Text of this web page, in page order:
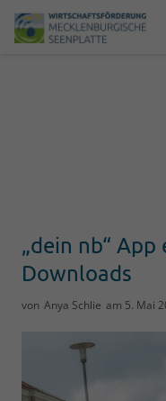
„dein nb“
Downloads
von Anya Schlie am 5. Mai